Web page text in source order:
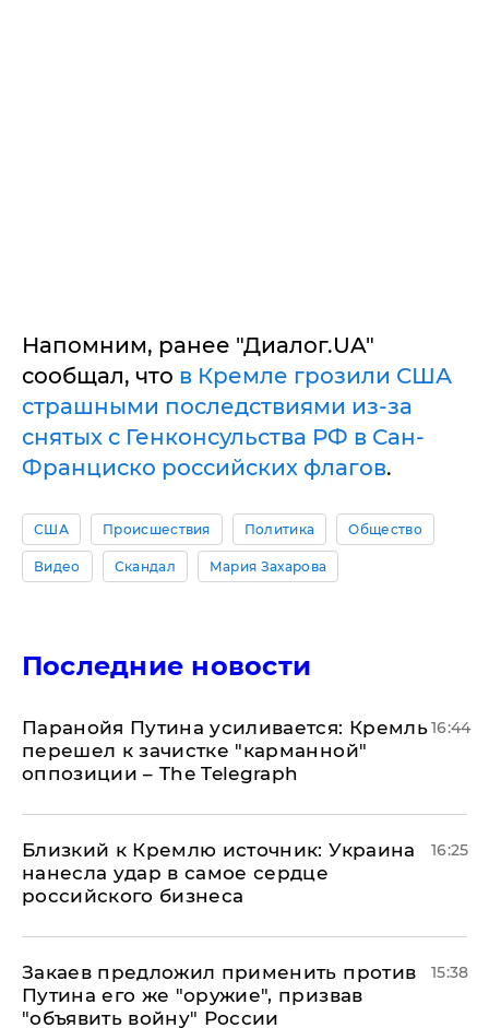
Напомним, ранее "Диалог.UA"
сообщал, что в Кремле грозили США
страшными последствиями из-за
снятых с Генконсульства РФ в Сан-
Франциско российских флагов.
США Происшествия Политика Общество
Видео Скандал Мария Захарова
Последние новости
Паранойя Путина усиливается: Кремль
перешел к зачистке "карманной"
оппозиции – The Telegraph
16:44
Близкий к Кремлю источник: Украина
нанесла удар в самое сердце
российского бизнеса
16:25
Закаев предложил применить против
Путина его же "оружие", призвав
"объявить войну" России
15:38